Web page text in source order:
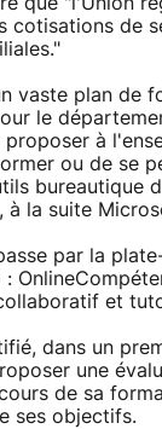
cotisations de
vaste plan de
le
à
ou de se
bureautique
à la suite
par la
et
dans un
une
de sa
ses objectifs.